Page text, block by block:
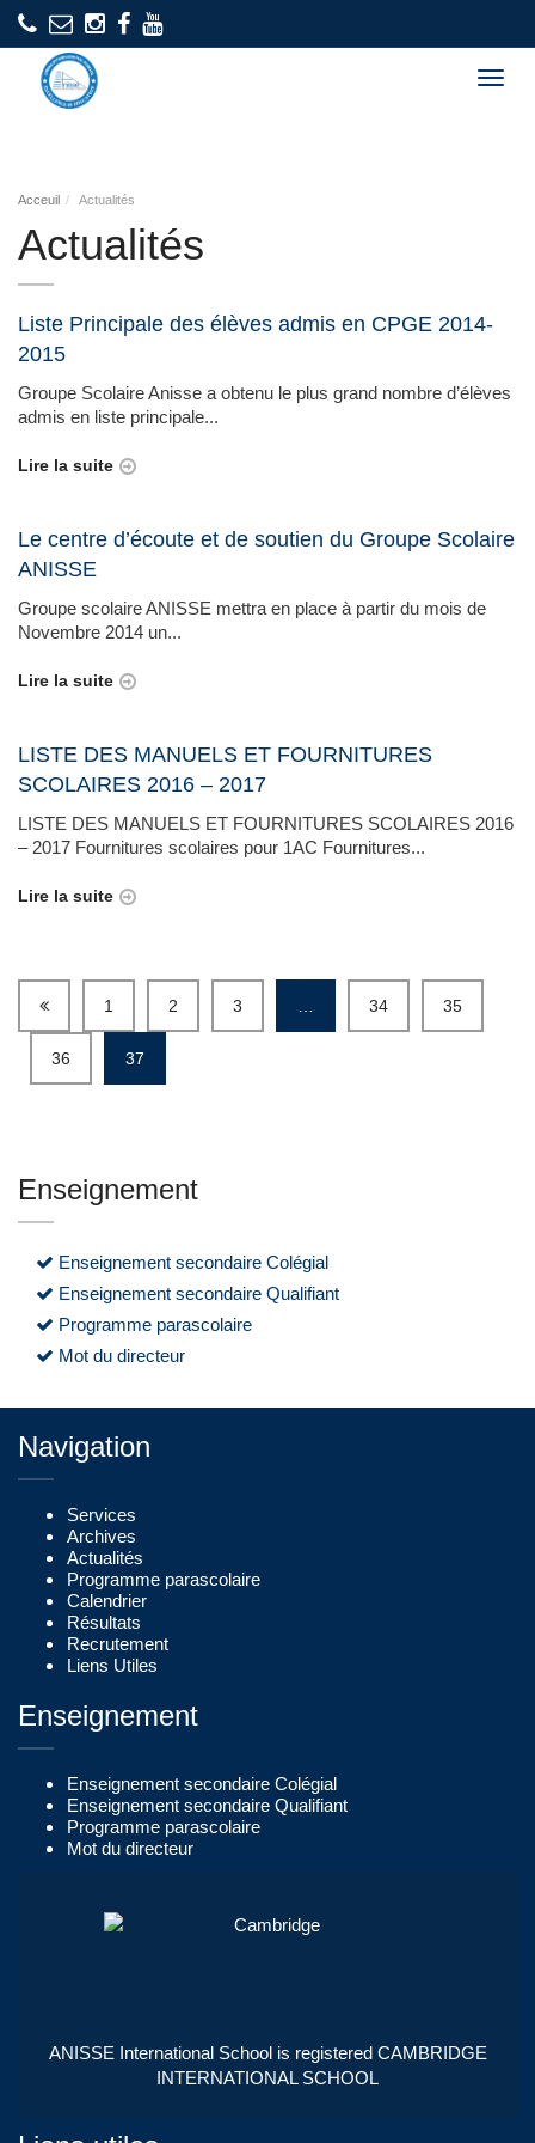
Acceuil Actualités
Actualités
Liste Principale des élèves admis en CPGE 2014-
2015
Groupe Scolaire Anisse a obtenu le plus grand nombre d’élèves
admis en liste principale...
Lire la suite
Le centre d’écoute et de soutien du Groupe Scolaire
ANISSE
Groupe scolaire ANISSE mettra en place à partir du mois de
Novembre 2014 un...
Lire la suite
LISTE DES MANUELS ET FOURNITURES
SCOLAIRES 2016 – 2017
LISTE DES MANUELS ET FOURNITURES SCOLAIRES 2016
– 2017 Fournitures scolaires pour 1AC Fournitures...
Lire la suite
1 2 3 34 35
36 37
Enseignement
Enseignement secondaire Colégial
Enseignement secondaire Qualifiant
Programme parascolaire
Mot du directeur
Navigation
Services
Archives
Actualités
Programme parascolaire
Calendrier
Résultats
Recrutement
Liens Utiles
Enseignement
Enseignement secondaire Colégial
Enseignement secondaire Qualifiant
Programme parascolaire
Mot du directeur
ANISSE International School is registered CAMBRIDGE
INTERNATIONAL SCHOOL